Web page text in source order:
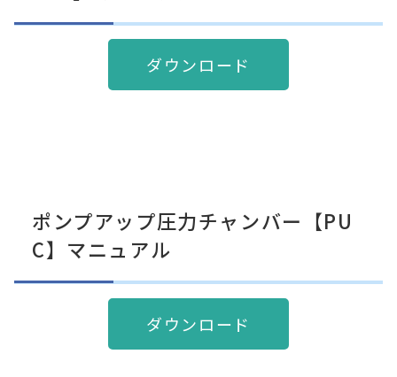
ダウンロード
ポンプアップ圧力チャンバー【PU
C】マニュアル
ダウンロード